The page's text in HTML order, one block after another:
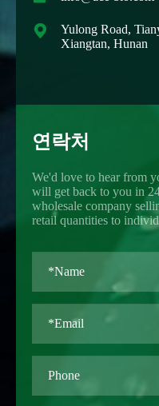

Yulong Road,
Xiangtan, Hunan
연락처
We'd love to hear from
will get back to you in
wholesale company
retail quantities to